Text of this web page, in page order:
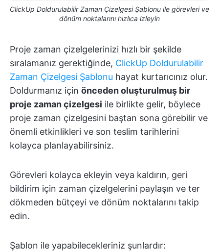
ClickUp Doldurulabilir Zaman Çizelgesi Şablonu ile görevleri ve
dönüm noktalarını hızlıca izleyin
Proje zaman çizelgelerinizi hızlı bir şekilde
sıralamanız gerektiğinde, ClickUp Doldurulabilir
Zaman Çizelgesi Şablonu hayat kurtarıcınız olur.
Doldurmanız için önceden oluşturulmuş bir
proje zaman çizelgesi ile birlikte gelir, böylece
proje zaman çizelgesini baştan sona görebilir ve
önemli etkinlikleri ve son teslim tarihlerini
kolayca planlayabilirsiniz.
Görevleri kolayca ekleyin veya kaldırın, geri
bildirim için zaman çizelgelerini paylaşın ve ter
dökmeden bütçeyi ve dönüm noktalarını takip
edin.
Şablon ile yapabilecekleriniz şunlardır: